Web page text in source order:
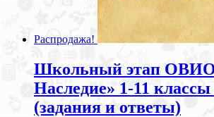
Распродажа!
Школьный этап
Наследие» 1-11 классы
(задания и ответы)